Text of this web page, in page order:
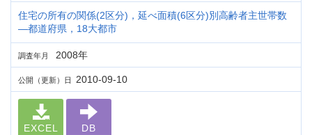
住宅の所有の関係(2区分)，延べ面積(6区分)別高齢者主世帯数
―都道府県，18大都市
調査年月 2008年
公開（更新）日 2010-09-10
EXCEL DB